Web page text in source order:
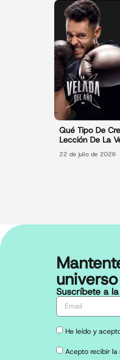
Qué Tipo De
Lección De La
22 de julio de 2026
Suscríbete a
He leído y
Acepto recibir